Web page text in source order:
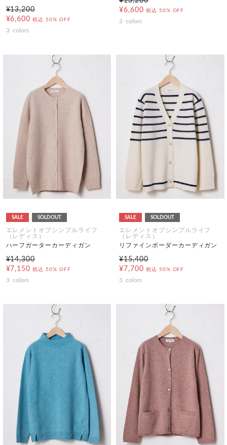
¥13,200
¥6,600 税込 50% OFF
3 colors
¥6,600 税込 50% OFF
2 colors
SALE SOLDOUT
エレメントオブシンプルライフ
（レディス）
ハーフガーターカーディガン
¥14,300
¥7,150 税込 50% OFF
3 colors
SALE SOLDOUT
エレメントオブシンプルライフ
（レディス）
リファインボーダーカーディガン
¥15,400
¥7,700 税込 50% OFF
3 colors